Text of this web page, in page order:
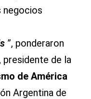
negocios
”, ponderaron
, presidente de la
de América
Argentina de